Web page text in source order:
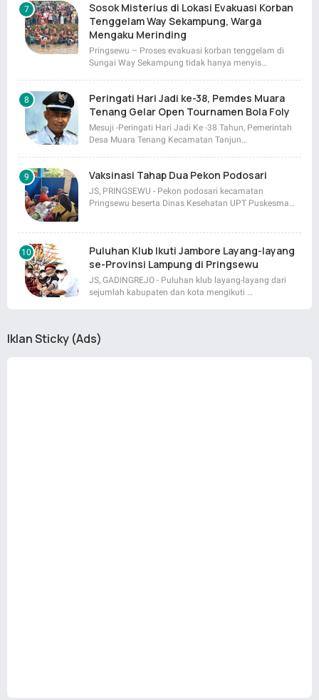
Sosok Misterius di Lokasi Evakuasi Korban
Tenggelam Way Sekampung, Warga
Mengaku Merinding
Pringsewu – Proses evakuasi korban tenggelam di
Sungai Way Sekampung tidak hanya menyis…
Peringati Hari Jadi ke-38, Pemdes Muara
Tenang Gelar Open Tournamen Bola Foly
Mesuji -Peringati Hari Jadi Ke -38 Tahun, Pemerintah
Desa Muara Tenang Kecamatan Tanjun…
Vaksinasi Tahap Dua Pekon Podosari
JS, PRINGSEWU - Pekon podosari kecamatan
Pringsewu beserta Dinas Kesehatan UPT Puskesma…
Puluhan Klub Ikuti Jambore Layang-layang
se-Provinsi Lampung di Pringsewu
JS, GADINGREJO - Puluhan klub layang-layang dari
sejumlah kabupaten dan kota mengikuti …
Iklan Sticky (Ads)